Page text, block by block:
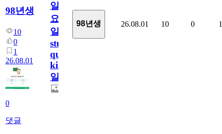
98년생
10
0
1
26.08.01
0
댓글
일
요
일/English
study
quiz
king768
일
98년생 26.08.01 10 0 1